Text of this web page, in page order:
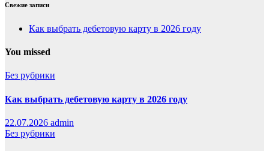
Свежие записи
Как выбрать дебетовую карту в 2026 году
You missed
Без рубрики
Как выбрать дебетовую карту в 2026 году
22.07.2026 admin
Без рубрики